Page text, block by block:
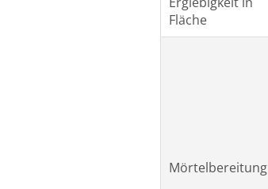
Fläche
Mörtelbereitung